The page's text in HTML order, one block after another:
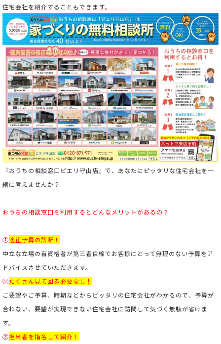
住宅会社を紹介することもできます。
『おうちの相談窓口ピエリ守山店』で、あなたにピッタリな住宅会社を一
緒に考えませんか？
おうちの相談窓口を利用すると どんなメリットがあるの？
①適正予算の診断！
中立な立場の有資格者が第三者目線でお客様にとって無理のない予算をア
ドバイスさせていただきます。
②たくさん見て回る必要なし！
ご要望やご予算、時期などからピッタリの住宅会社がわかるので、予算が
合わない、要望が実現できない住宅会社に訪問して気づく無駄が省けま
す。
③担当者を指名して紹介！